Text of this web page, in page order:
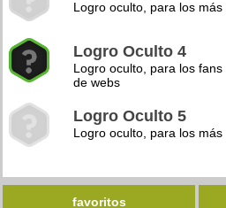
Logro oculto, para los más
Logro Oculto 4
Logro oculto, para los
de webs
Logro Oculto 5
Logro oculto, para los más
favoritos